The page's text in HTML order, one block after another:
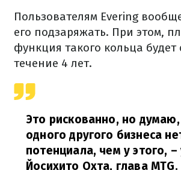
Пользователям Evering
его подзаряжать. При этом,
функция такого кольца будет
течение 4 лет.
Это рискованно, но
одного другого бизнеса
потенциала, чем у этого, ​–
Йосихито Охта, глава MTG.